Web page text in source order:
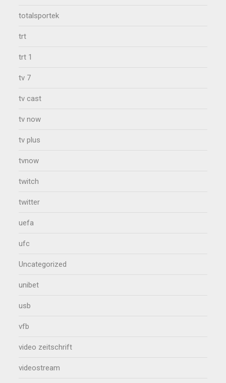
totalsportek
trt
trt 1
tv 7
tv cast
tv now
tv plus
tvnow
twitch
twitter
uefa
ufc
Uncategorized
unibet
usb
vfb
video zeitschrift
videostream